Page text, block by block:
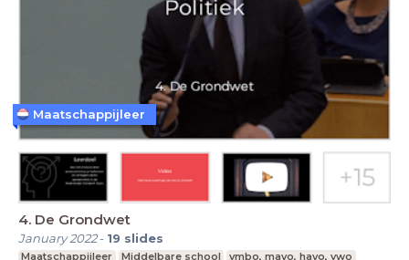
4. De Grondwet
January 2022- 19 slides
Maatschappijleer Middelbare school
vmbo, mavo, havo, vwo
Maatschappijleer